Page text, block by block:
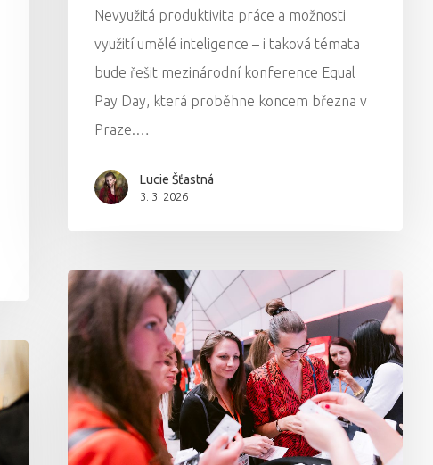
Nevyužitá produktivita práce a možnosti
využití umělé inteligence – i taková témata
bude řešit mezinárodní konference Equal
Pay Day, která proběhne koncem března v
Praze.…
Lucie Šťastná
3. 3. 2026